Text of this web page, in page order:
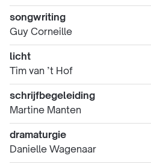
songwriting
Guy Corneille
licht
Tim van ’t Hof
schrijfbegeleiding
Martine Manten
dramaturgie
Danielle Wagenaar